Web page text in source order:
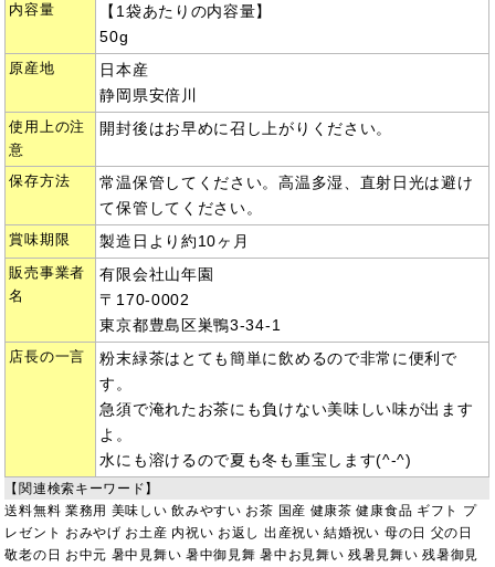
内容量
【1袋あたりの内容量】
50g
原産地
日本産
静岡県安倍川
使用上の注
意
開封後はお早めに召し上がりください。
保存方法
常温保管してください。高温多湿、直射日光は避け
て保管してください。
賞味期限 製造日より約10ヶ月
販売事業者
名
有限会社山年園
〒170-0002
東京都豊島区巣鴨3-34-1
店長の一言
粉末緑茶はとても簡単に飲めるので非常に便利で
す。
急須で淹れたお茶にも負けない美味しい味が出ます
よ。
水にも溶けるので夏も冬も重宝します(^-^)
【関連検索キーワード】
送料無料 業務用 美味しい 飲みやすい お茶 国産 健康茶 健康食品 ギフト プ
レゼント おみやげ お土産 内祝い お返し 出産祝い 結婚祝い 母の日 父の日
敬老の日 お中元 暑中見舞い 暑中御見舞 暑中お見舞い 残暑見舞い 残暑御見